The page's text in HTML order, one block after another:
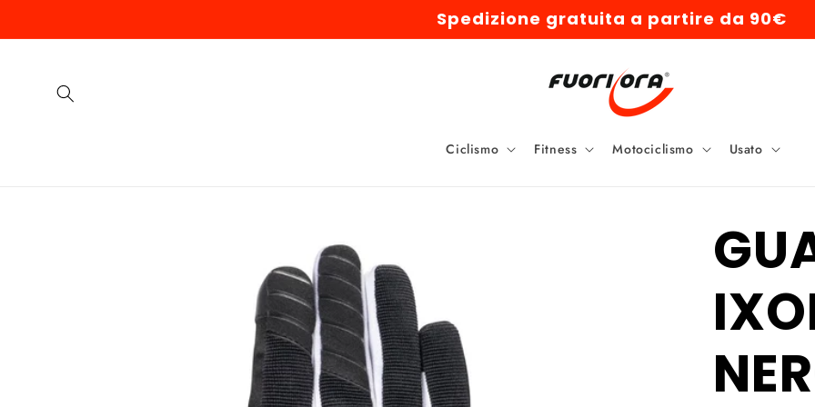
ai contenuti
Spedizione gratuita a partire da 90€
Ciclismo Fitness Motociclismo Usato